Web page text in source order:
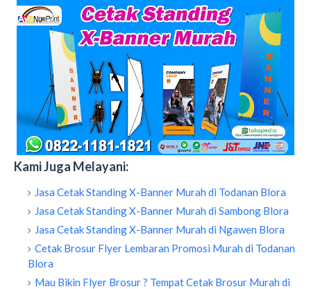
Kami Juga Melayani:
Jasa Cetak Standing X-Banner Murah di Todanan Blora
Jasa Cetak Standing X-Banner Murah di Sambong Blora
Jasa Cetak Standing X-Banner Murah di Ngawen Blora
Cetak Brosur Flyer Lembaran Promosi Murah di Todanan
Blora
Mau Bikin Flyer Brosur ? Tempat Cetak Brosur Murah di